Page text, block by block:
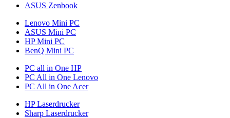
ASUS Zenbook
Lenovo Mini PC
ASUS Mini PC
HP Mini PC
BenQ Mini PC
PC all in One HP
PC All in One Lenovo
PC All in One Acer
HP Laserdrucker
Sharp Laserdrucker